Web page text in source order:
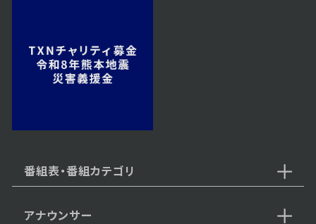
番組表・番組カテゴリ
アナウンサー